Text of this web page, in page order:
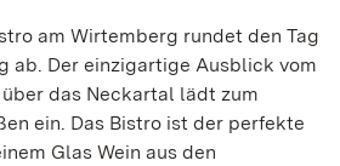
am Wirtemberg rundet den Tag
ab. Der einzigartige Ausblick vom
das Neckartal lädt zum
ein. Das Bistro ist der perfekte
Glas Wein aus den